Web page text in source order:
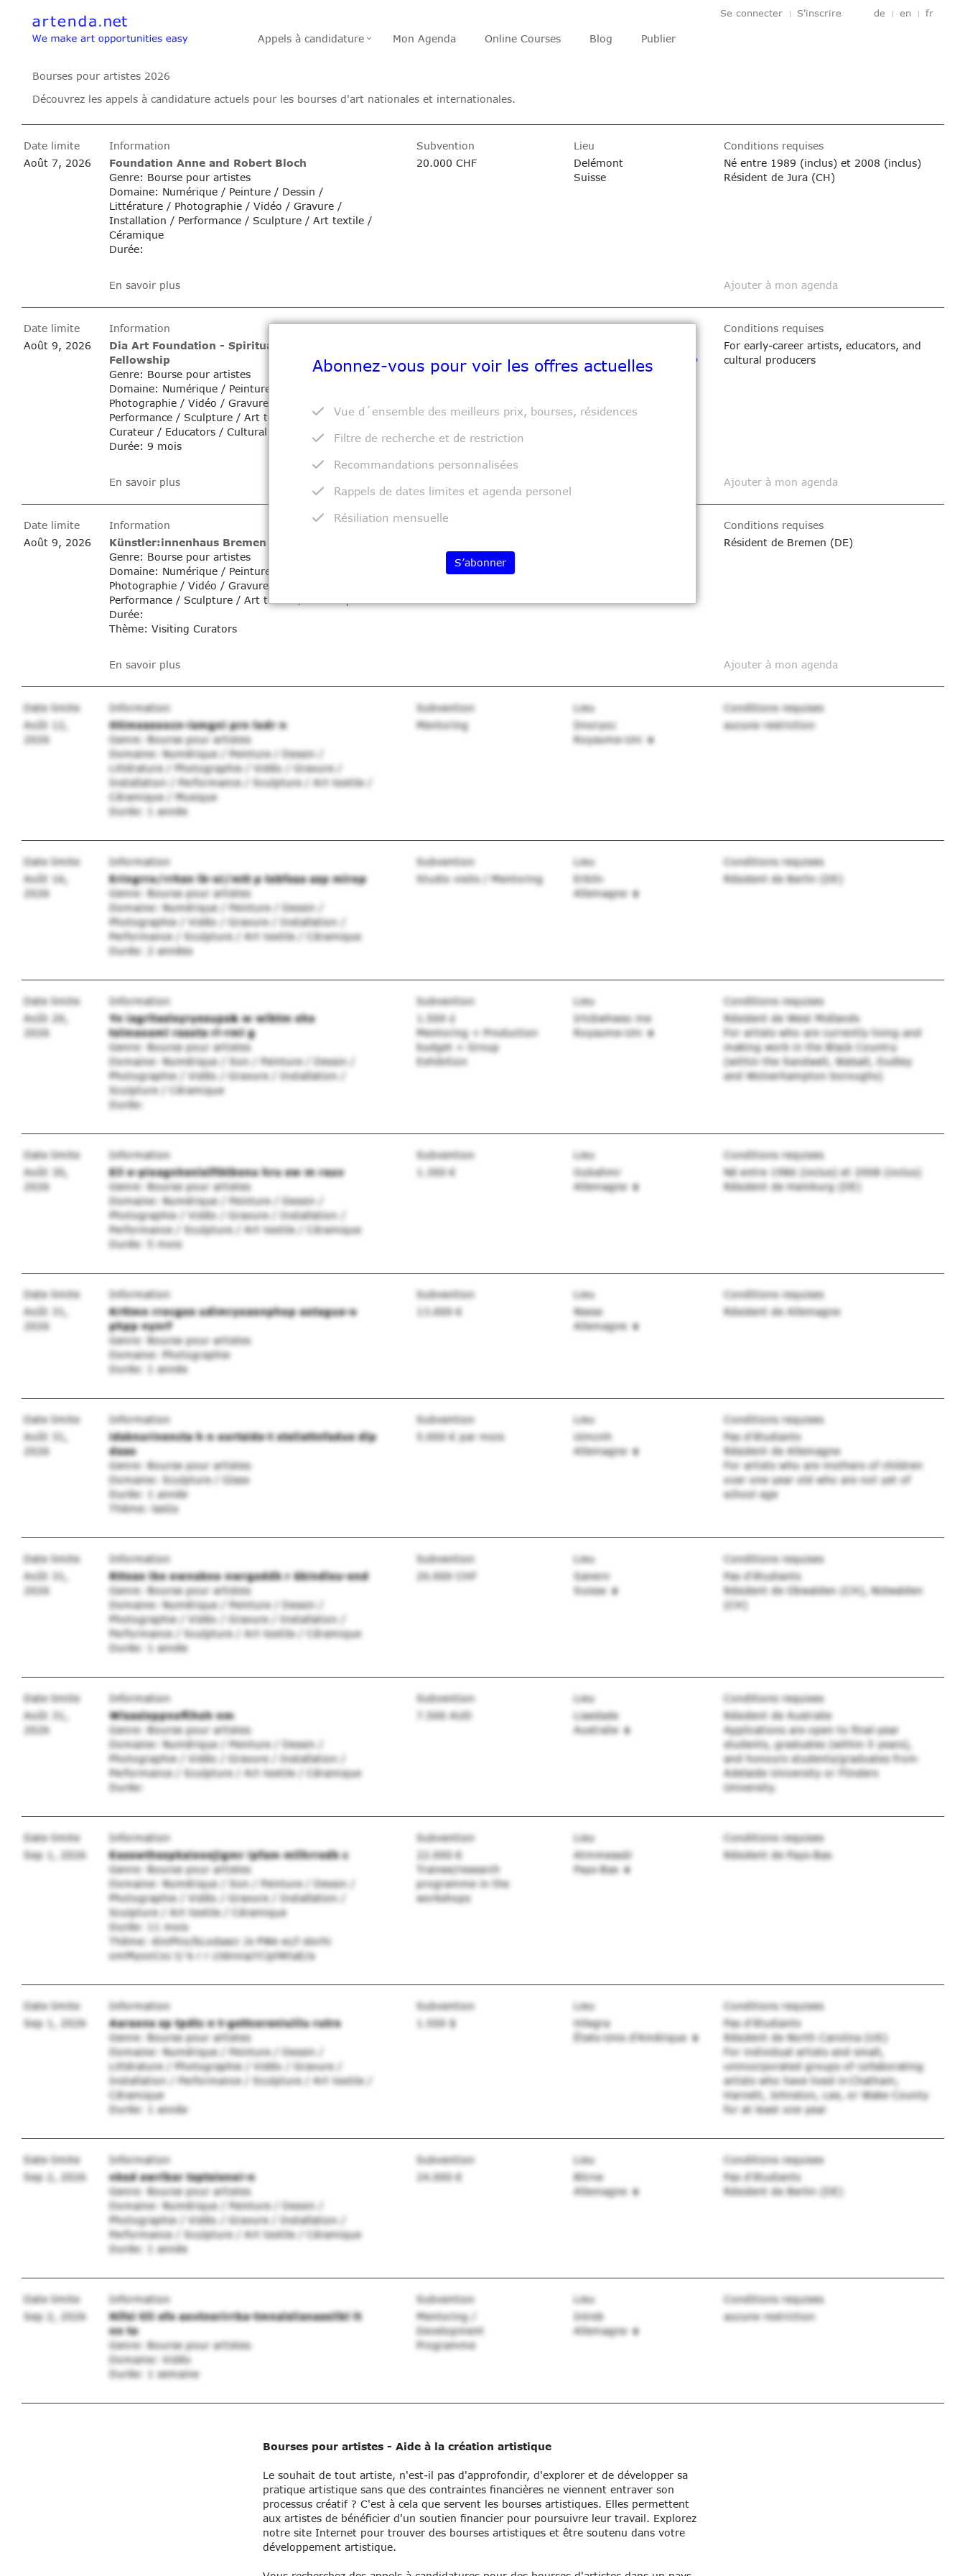
Se connecter S'inscrire de en fr
Appels à candidature Mon Agenda Online Courses Blog Publier
Bourses pour artistes 2026
Découvrez les appels à candidature actuels pour les bourses d'art nationales et internationales.
Abonnez-vous pour voir les offres actuelles
Vue d´ensemble des meilleurs prix, bourses, résidences
Filtre de recherche et de restriction
Recommandations personnalisées
Rappels de dates limites et agenda personel
Résiliation mensuelle
S’abonner
Date limite
Août 7, 2026
Information
Foundation Anne and Robert Bloch
Genre: Bourse pour artistes
Domaine: Numérique / Peinture / Dessin /
Littérature / Photographie / Vidéo / Gravure /
Installation / Performance / Sculpture / Art textile /
Céramique
Durée:
Subvention
20.000 CHF
Lieu
Delémont
Suisse
Conditions requises
Né entre 1989 (inclus) et 2008 (inclus)
Résident de Jura (CH)
En savoir plus Ajouter à mon agenda
Date limite
Août 9, 2026
Information
Dia Art Foundation - Spiritual Pedagogies
Fellowship
Genre: Bourse pour artistes
Domaine: Numérique / Peinture / Dessin /
Photographie / Vidéo / Gravure / Installation /
Performance / Sculpture / Art textile / Céramique /
Curateur / Educators / Cultural producers
Durée: 9 mois
Subvention
Mentorship
Lieu
États-Unis d'Amérique
Conditions requises
For early-career artists, educators, and
cultural producers
En savoir plus Ajouter à mon agenda
Date limite
Août 9, 2026
Information
Künstler:innenhaus Bremen - Visiting Curators
Genre: Bourse pour artistes
Domaine: Numérique / Peinture / Dessin /
Photographie / Vidéo / Gravure / Installation /
Performance / Sculpture / Art textile / Céramique
Durée:
Thème: Visiting Curators
Subvention
Conditions requises
Résident de Bremen (DE)
En savoir plus Ajouter à mon agenda
Date limite
Août 12,
2026
Information
Otimeaeoocn-ismgni prn lodr n
Genre: Bourse pour artistes
Domaine: Numérique / Peinture / Dessin /
Littérature / Photographie / Vidéo / Gravure /
Installation / Performance / Sculpture / Art textile /
Céramique / Musique
Durée: 1 année
Subvention
Mentoring
Lieu
Dnoryoc
Royaume-Uni
Conditions requises
aucune restriction
Date limite
Août 16,
2026
Information
Eringrro/rrhsn lb-oi/mtt p tebfsaa asp mirop
Genre: Bourse pour artistes
Domaine: Numérique / Peinture / Dessin /
Photographie / Vidéo / Gravure / Installation /
Performance / Sculpture / Art textile / Céramique
Durée: 2 années
Subvention
Studio visits / Mentoring
Lieu
Erbiln
Allemagne
Conditions requises
Résident de Berlin (DE)
Date limite
Août 20,
2026
Information
Yn iagrltasleyryeeups& w wlbtm ehs
telmaoaml rsaota rl-rml g
Genre: Bourse pour artistes
Domaine: Numérique / Son / Peinture / Dessin /
Photographie / Vidéo / Gravure / Installation /
Sculpture / Céramique
Durée:
Subvention
1.500 £
Mentoring + Production
budget + Group
Exhibition
Lieu
Irtcbwhwso me
Royaume-Uni
Conditions requises
Résident de West Midlands
For artists who are currently living and
making work in the Black Country
(within the Sandwell, Walsall, Dudley
and Wolverhampton boroughs)
Date limite
Août 30,
2026
Information
Eil e-pioagnhsnlelftktbenu hru sw m rauv
Genre: Bourse pour artistes
Domaine: Numérique / Peinture / Dessin /
Photographie / Vidéo / Gravure / Installation /
Performance / Sculpture / Art textile / Céramique
Durée: 5 mois
Subvention
1.300 €
Lieu
Gubahmr
Allemagne
Conditions requises
Né entre 1986 (inclus) et 2008 (inclus)
Résident de Hamburg (DE)
Date limite
Août 31,
2026
Information
Krttmn rrocgee udimryoaonphop aotagua-o
phpp nynrf
Genre: Bourse pour artistes
Domaine: Photographie
Durée: 1 année
Subvention
13.000 €
Lieu
Nsese
Allemagne
Conditions requises
Résident de Allemagne
Date limite
Août 31,
2026
Information
idsknurinencta h n oortsids-t xteliattnfadue dlp
daae
Genre: Bourse pour artistes
Domaine: Sculpture / Glass
Durée: 1 année
Thème: lasGs
Subvention
5.000 € par mois
Lieu
Uimcnh
Allemagne
Conditions requises
Pas d'étudiants
Résident de Allemagne
For artists who are mothers of children
over one year old who are not yet of
school age
Date limite
Août 31,
2026
Information
Rtteae ibe ownakno nwrgeddk r äbindleu-end
Genre: Bourse pour artistes
Domaine: Numérique / Peinture / Dessin /
Photographie / Vidéo / Gravure / Installation /
Performance / Sculpture / Art textile / Céramique
Durée: 1 année
Subvention
20.000 CHF
Lieu
Sanern
Suisse
Conditions requises
Pas d'étudiants
Résident de Obwalden (CH), Nidwalden
(CH)
Date limite
Août 31,
2026
Information
Wlsasleppnofliheh nm
Genre: Bourse pour artistes
Domaine: Numérique / Peinture / Dessin /
Photographie / Vidéo / Gravure / Installation /
Performance / Sculpture / Art textile / Céramique
Durée:
Subvention
7.500 AUD
Lieu
Liaedade
Australie
Conditions requises
Résident de Australie
Applications are open to final-year
students, graduates (within 5 years),
and honours students/graduates from
Adelaide University or Flinders
University.
Date limite
Sep 1, 2026
Information
Eaeswthsepkaiooejigmr ipfam mllhrredk c
Genre: Bourse pour artistes
Domaine: Numérique / Son / Peinture / Dessin /
Photographie / Vidéo / Gravure / Installation /
Sculpture / Art textile / Céramique
Durée: 11 mois
Thème: diniPtio/bLodaacr /e PWe ec/l slorhi
omMyooCoc t/ k r r i/sbnna/rCiplWtaE/a
Subvention
22.000 €
Trainee/research
programme in the
workshops
Lieu
Atmmeasdr
Pays-Bas
Conditions requises
Résident de Pays-Bas
Date limite
Sep 1, 2026
Information
Aaraons sp tpdtc n t-gettcorsniuiilu rutrs
Genre: Bourse pour artistes
Domaine: Numérique / Peinture / Dessin /
Littérature / Photographie / Vidéo / Gravure /
Installation / Performance / Sculpture / Art textile /
Céramique
Durée: 1 année
Subvention
1.500 $
Lieu
Hilegra
États-Unis d'Amérique
Conditions requises
Pas d'étudiants
Résident de North Carolina (US)
For individual artists and small,
unincorporated groups of collaborating
artists who have lived in Chatham,
Harnett, Johnston, Lee, or Wake County
for at least one year
Date limite
Sep 2, 2026
Information
nked swrlbar tspteienoi-n
Genre: Bourse pour artistes
Domaine: Numérique / Peinture / Dessin /
Photographie / Vidéo / Gravure / Installation /
Performance / Sculpture / Art textile / Céramique
Durée: 1 année
Subvention
24.000 €
Lieu
Blirne
Allemagne
Conditions requises
Pas d'étudiants
Résident de Berlin (DE)
Date limite
Sep 2, 2026
Information
Nlfei tili efe aovtnerirrba-tmnalslianaseilbl lt
nn te
Genre: Bourse pour artistes
Domaine: Vidéo
Durée: 1 semaine
Subvention
Mentoring /
Development
Programme
Lieu
Inlreb
Allemagne
Conditions requises
aucune restriction
Bourses pour artistes - Aide à la création artistique
Le souhait de tout artiste, n'est-il pas d'approfondir, d'explorer et de développer sa
pratique artistique sans que des contraintes financières ne viennent entraver son
processus créatif ? C'est à cela que servent les bourses artistiques. Elles permettent
aux artistes de bénéficier d'un soutien financier pour poursuivre leur travail. Explorez
notre site Internet pour trouver des bourses artistiques et être soutenu dans votre
développement artistique.